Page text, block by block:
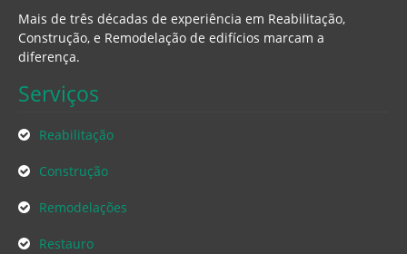
Mais de três décadas de experiência em Reabilitação,
Construção, e Remodelação de edifícios marcam a
diferença.
Serviços
Reabilitação
Construção
Remodelações
Restauro